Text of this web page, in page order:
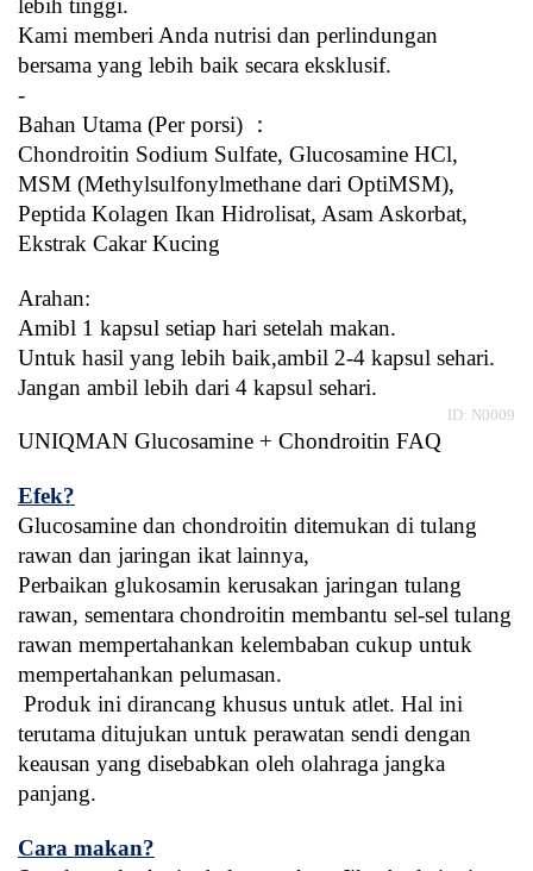
lebih tinggi.
Kami memberi Anda nutrisi dan perlindungan
bersama yang lebih baik secara eksklusif.
-
Bahan Utama (Per porsi) ：
Chondroitin Sodium Sulfate, Glucosamine HCl,
MSM (Methylsulfonylmethane dari OptiMSM),
Peptida Kolagen Ikan Hidrolisat, Asam Askorbat,
Ekstrak Cakar Kucing
Arahan:
Amibl 1 kapsul setiap hari setelah makan.
Untuk hasil yang lebih baik,ambil 2-4 kapsul sehari.
Jangan ambil lebih dari 4 kapsul sehari.
ID: N0009
UNIQMAN Glucosamine + Chondroitin FAQ
Efek?
Glucosamine dan chondroitin ditemukan di tulang
rawan dan jaringan ikat lainnya,
Perbaikan glukosamin kerusakan jaringan tulang
rawan, sementara chondroitin membantu sel-sel tulang
rawan mempertahankan kelembaban cukup untuk
mempertahankan pelumasan.
Produk ini dirancang khusus untuk atlet. Hal ini
terutama ditujukan untuk perawatan sendi dengan
keausan yang disebabkan oleh olahraga jangka
panjang.
Cara makan?